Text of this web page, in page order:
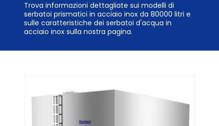
Trova informazioni dettagliate sui modelli di
serbatoi prismatici in acciaio inox da 80000 litri e
sulle caratteristiche dei serbatoi d'acqua in
acciaio inox sulla nostra pagina.